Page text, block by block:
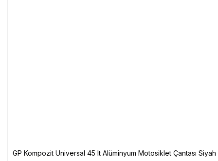
GP Kompozit Universal 45 lt Alüminyum Motosiklet Çantası Siyah